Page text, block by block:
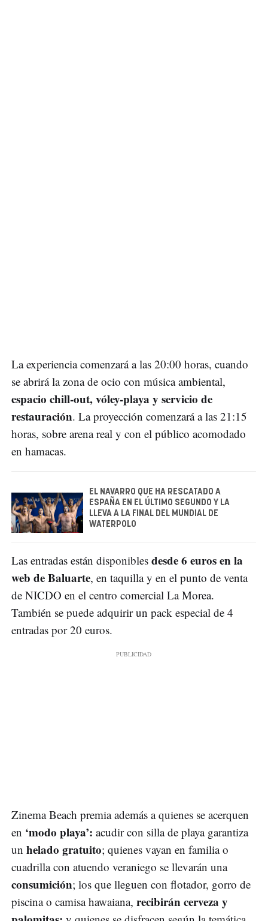
La experiencia comenzará a las 20:00 horas, cuando
se abrirá la zona de ocio con música ambiental,
espacio chill-out, vóley-playa y servicio de
restauración. La proyección comenzará a las 21:15
horas, sobre arena real y con el público acomodado
en hamacas.
EL NAVARRO QUE HA RESCATADO A
ESPAÑA EN EL ÚLTIMO SEGUNDO Y LA
LLEVA A LA FINAL DEL MUNDIAL DE
WATERPOLO
Las entradas están disponibles desde 6 euros en la
web de Baluarte, en taquilla y en el punto de venta
de NICDO en el centro comercial La Morea.
También se puede adquirir un pack especial de 4
entradas por 20 euros.
Zinema Beach premia además a quienes se acerquen
en ‘modo playa’: acudir con silla de playa garantiza
un helado gratuito; quienes vayan en familia o
cuadrilla con atuendo veraniego se llevarán una
consumición; los que lleguen con flotador, gorro de
piscina o camisa hawaiana, recibirán cerveza y